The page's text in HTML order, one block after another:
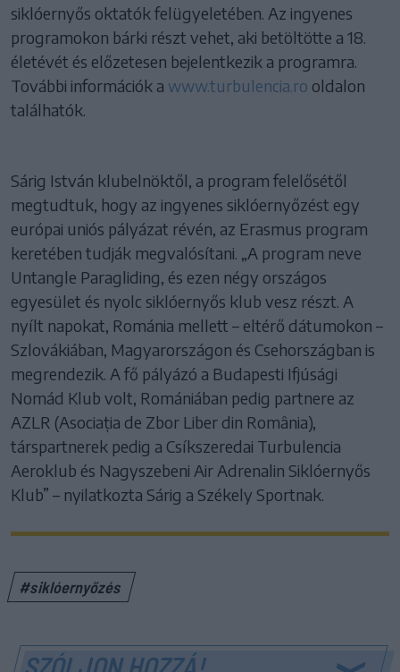
siklóernyős oktatók felügyeletében. Az ingyenes
programokon bárki részt vehet, aki betöltötte a 18.
életévét és előzetesen bejelentkezik a programra.
További információk a www.turbulencia.ro oldalon
találhatók.
Sárig István klubelnöktől, a program felelősétől
megtudtuk, hogy az ingyenes siklóernyőzést egy
európai uniós pályázat révén, az Erasmus program
keretében tudják megvalósítani. „A program neve
Untangle Paragliding, és ezen négy országos
egyesület és nyolc siklóernyős klub vesz részt. A
nyílt napokat, Románia mellett – eltérő dátumokon –
Szlovákiában, Magyarországon és Csehországban is
megrendezik. A fő pályázó a Budapesti Ifjúsági
Nomád Klub volt, Romániában pedig partnere az
AZLR (Asociația de Zbor Liber din România),
társpartnerek pedig a Csíkszeredai Turbulencia
Aeroklub és Nagyszebeni Air Adrenalin Siklóernyős
Klub” – nyilatkozta Sárig a Székely Sportnak.
#siklóernyőzés